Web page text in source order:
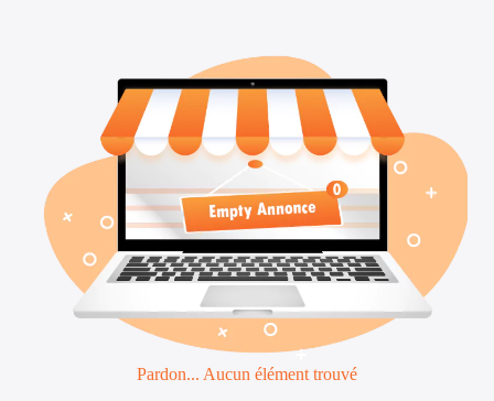
Pardon... Aucun élément trouvé